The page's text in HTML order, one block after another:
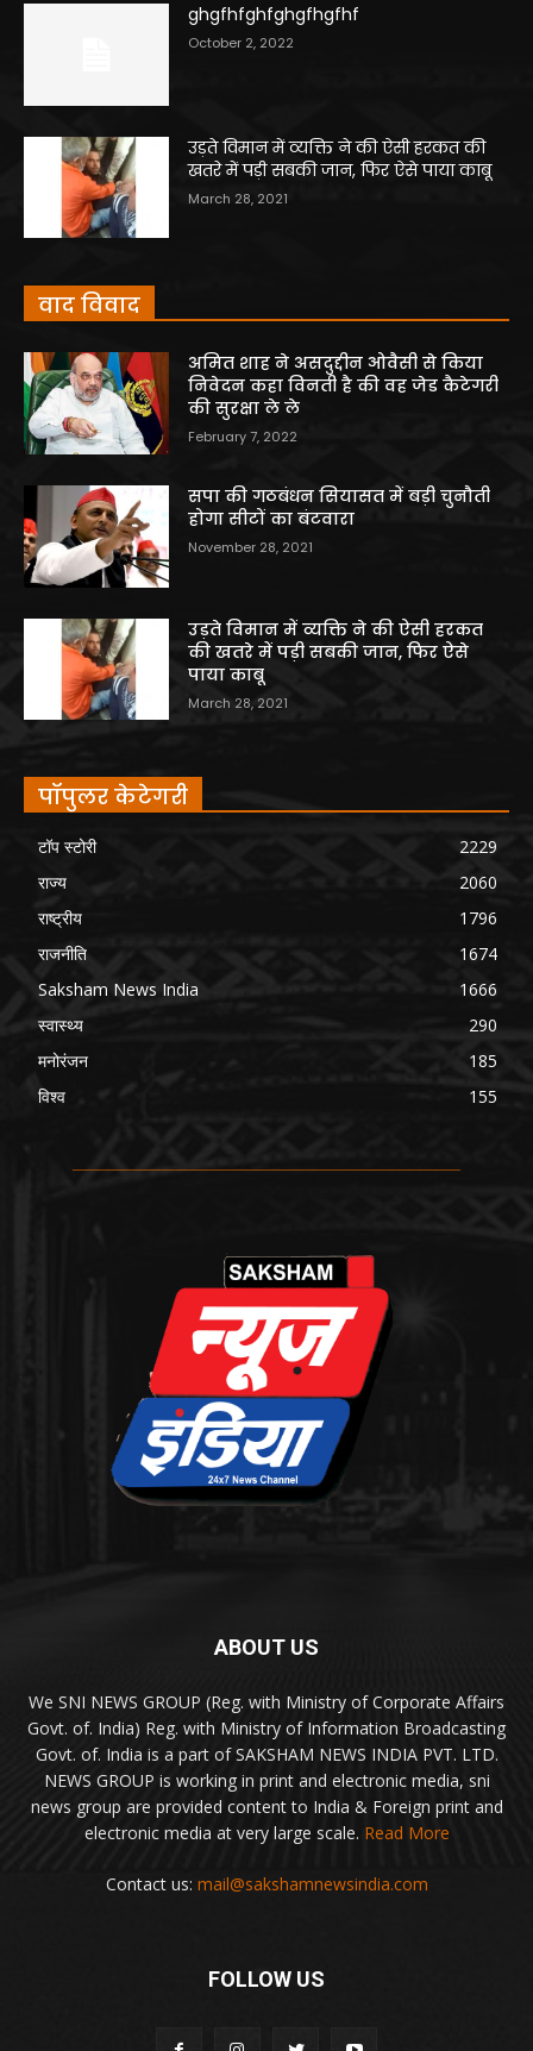
ghgfhfghfghgfhgfhf
October 2, 2022
उड़ते विमान में व्यक्ति ने की ऐसी हरकत की
खतरे में पड़ी सबकी जान, फिर ऐसे पाया काबू
March 28, 2021
वाद विवाद
अमित शाह ने असदुद्दीन ओवैसी से किया
निवेदन कहा विनती है की वह जेड कैटेगरी
की सुरक्षा ले ले
February 7, 2022
सपा की गठबंधन सियासत में बड़ी चुनौती
होगा सीटों का बंटवारा
November 28, 2021
उड़ते विमान में व्यक्ति ने की ऐसी हरकत
की खतरे में पड़ी सबकी जान, फिर ऐसे
पाया काबू
March 28, 2021
पॉपुलर केटेगरी
टॉप स्टोरी
2229
राज्य
2060
राष्ट्रीय
1796
राजनीति
1674
Saksham News India
1666
स्वास्थ्य
290
मनोरंजन
185
विश्व
155
ABOUT US
We SNI NEWS GROUP (Reg. with Ministry of Corporate Affairs
Govt. of. India) Reg. with Ministry of Information Broadcasting
Govt. of. India is a part of SAKSHAM NEWS INDIA PVT. LTD.
NEWS GROUP is working in print and electronic media, sni
news group are provided content to India & Foreign print and
electronic media at very large scale. Read More
Contact us: mail@sakshamnewsindia.com
FOLLOW US